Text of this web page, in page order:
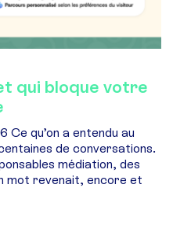
qui bloque votre
qu’on a entendu au
de conversations.
médiation, des
mot revenait, encore et